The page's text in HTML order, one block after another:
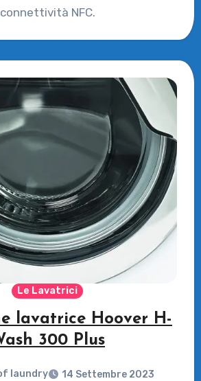
connettività NFC.
Le Lavatrici
lavatrice Hoover H-
300 Plus
laundry
14 Settembre 2023